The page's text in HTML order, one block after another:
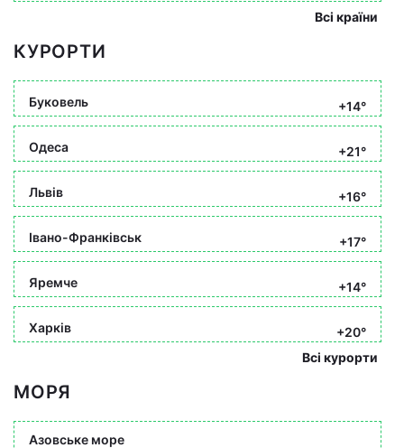
Всі країни
КУРОРТИ
Буковель +14°
Одеса +21°
Львів +16°
Івано-Франківськ +17°
Яремче +14°
Харків
+20°
Всі курорти
МОРЯ
Азовське море